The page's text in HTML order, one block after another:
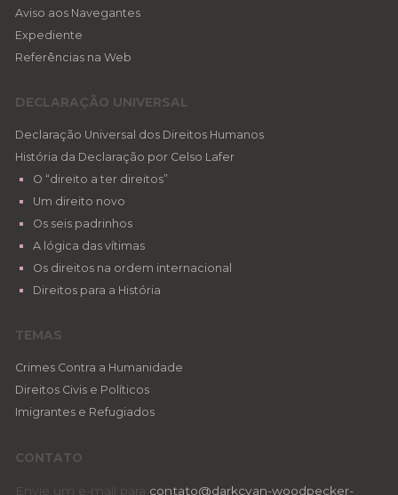
Aviso aos Navegantes
Expediente
Referências na Web
DECLARAÇÃO UNIVERSAL
Declaração Universal dos Direitos Humanos
História da Declaração por Celso Lafer
O “direito a ter direitos”
Um direito novo
Os seis padrinhos
A lógica das vítimas
Os direitos na ordem internacional
Direitos para a História
TEMAS
Crimes Contra a Humanidade
Direitos Civis e Políticos
Imigrantes e Refugiados
CONTATO
Envie um e-mail para contato@darkcyan-woodpecker-